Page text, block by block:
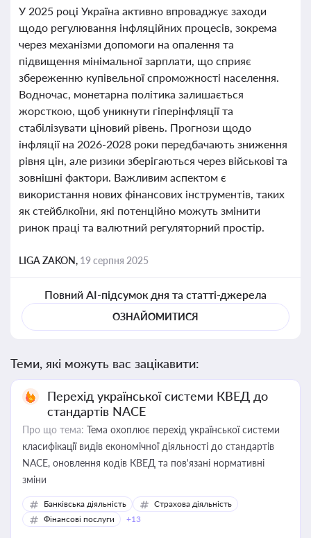
У 2025 році Україна активно впроваджує заходи
щодо регулювання інфляційних процесів, зокрема
через механізми допомоги на опалення та
підвищення мінімальної зарплати, що сприяє
збереженню купівельної спроможності населення.
Водночас, монетарна політика залишається
жорсткою, щоб уникнути гіперінфляції та
стабілізувати ціновий рівень. Прогнози щодо
інфляції на 2026-2028 роки передбачають зниження
рівня цін, але ризики зберігаються через військові та
зовнішні фактори. Важливим аспектом є
використання нових фінансових інструментів, таких
як стейблкоїни, які потенційно можуть змінити
ринок праці та валютний регуляторний простір.
LIGA ZAKON, 19 серпня 2025
Повний AI-підсумок дня та статті-джерела
ОЗНАЙОМИТИСЯ
Теми, які можуть вас зацікавити:
Перехід української системи КВЕД до
стандартів NACE
Про що тема: Тема охоплює перехід української системи
класифікації видів економічної діяльності до стандартів
NACE, оновлення кодів КВЕД та пов'язані нормативні
зміни
Банківська діяльність
Страхова діяльність
Фінансові послуги
+13